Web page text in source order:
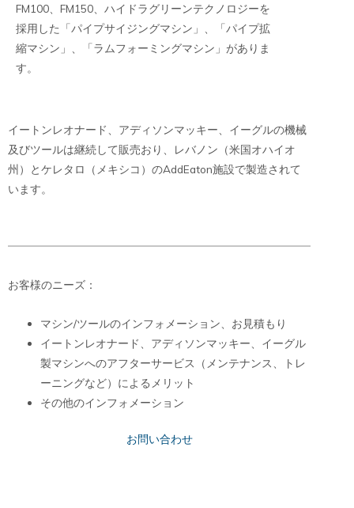
FM100、FM150、ハイドラグリーンテクノロジーを
採用した「パイプサイジングマシン」、「パイプ拡
縮マシン」、「ラムフォーミングマシン」がありま
す。
イートンレオナード、アディソンマッキー、イーグルの機械
及びツールは継続して販売おり、レバノン（米国オハイオ
州）とケレタロ（メキシコ）のAddEaton施設で製造されて
います。
お客様のニーズ：
マシン/ツールのインフォメーション、お見積もり
イートンレオナード、アディソンマッキー、イーグル
製マシンへのアフターサービス（メンテナンス、トレ
ーニングなど）によるメリット
その他のインフォメーション
お問い合わせ